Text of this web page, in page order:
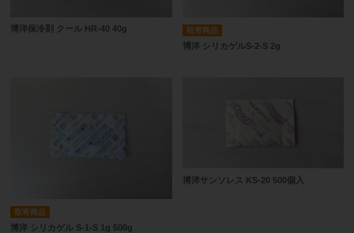
博洋保冷剤 クール HR-40 40g 取寄商品
博洋 シリカゲルS-2-S 2g
取寄商品
博洋 シリカゲル S-1-S 1g 500g
博洋サンソレス KS-20 500個入